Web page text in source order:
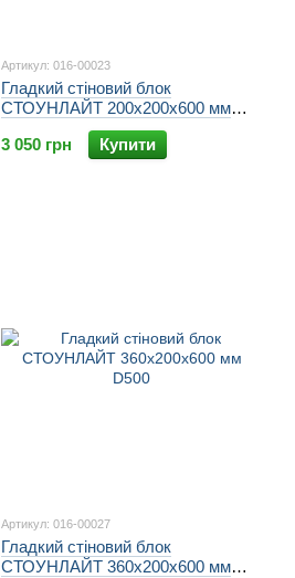
Артикул: 016-00023
Гладкий стіновий блок
СТОУНЛАЙТ 200х200х600 мм
3 050 грн
Купити
Артикул: 016-00027
Гладкий стіновий блок
СТОУНЛАЙТ 360х200х600 мм